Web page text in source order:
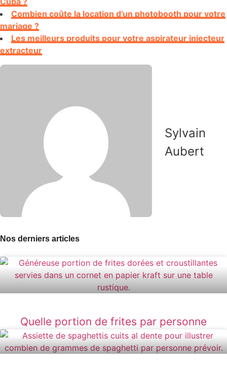
Combien coûte la location d’un photobooth pour votre
mariage ?
Les meilleurs produits pour votre aspirateur injecteur
extracteur
Sylvain
Aubert
Nos derniers articles
Quelle portion de frites par personne